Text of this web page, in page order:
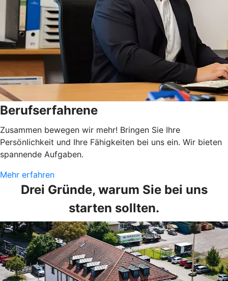
Berufserfahrene
Zusammen bewegen wir mehr! Bringen Sie Ihre
Persönlichkeit und Ihre Fähigkeiten bei uns ein. Wir bieten
spannende Aufgaben.
Mehr erfahren
Drei Gründe, warum Sie bei uns
starten sollten.